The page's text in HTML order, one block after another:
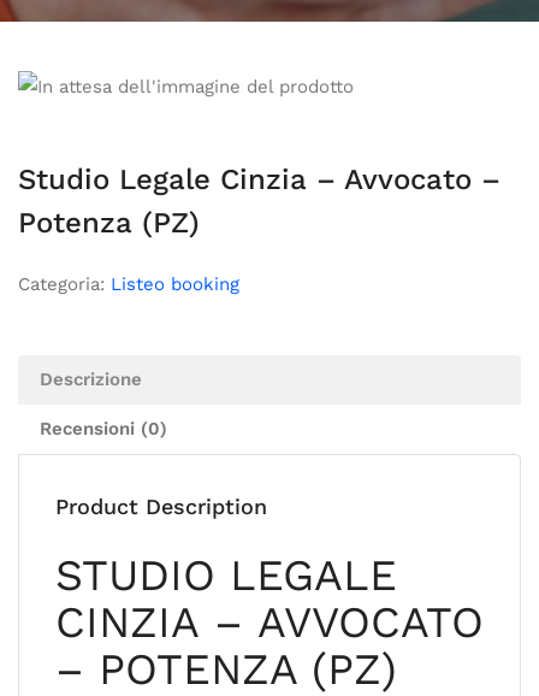
Studio Legale Cinzia – Avvocato –
Potenza (PZ)
Categoria: Listeo booking
Descrizione
Recensioni (0)
Product Description
STUDIO LEGALE
CINZIA – AVVOCATO
– POTENZA (PZ)